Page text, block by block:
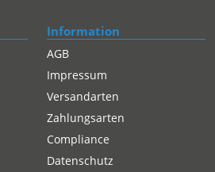
Information
AGB
Impressum
Versandarten
Zahlungsarten
Compliance
Datenschutz